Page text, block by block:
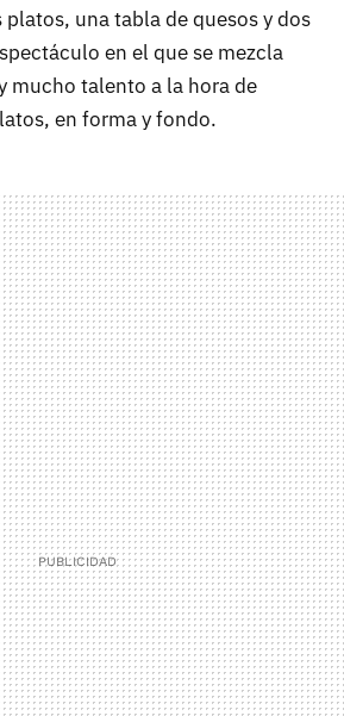
platos, una tabla de quesos y dos
en el que se mezcla
mucho talento a la hora de
en forma y fondo.